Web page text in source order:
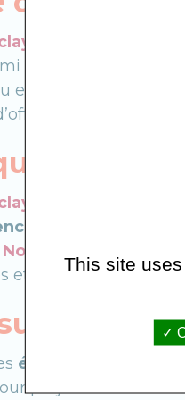
les équipements
encore les scanners
des soins de
de qualité et
Nord-Essonne
et adaptés à chaque
le
équipements de
projet d’ouvrir un
This site